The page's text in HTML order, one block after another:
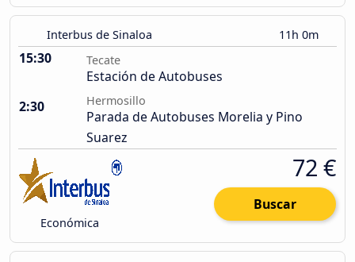
Interbus de Sinaloa 11h 0m
15:30 Tecate
Estación de Autobuses
2:30
Hermosillo
Parada de Autobuses Morelia y Pino
Suarez
Económica
72 €
Buscar